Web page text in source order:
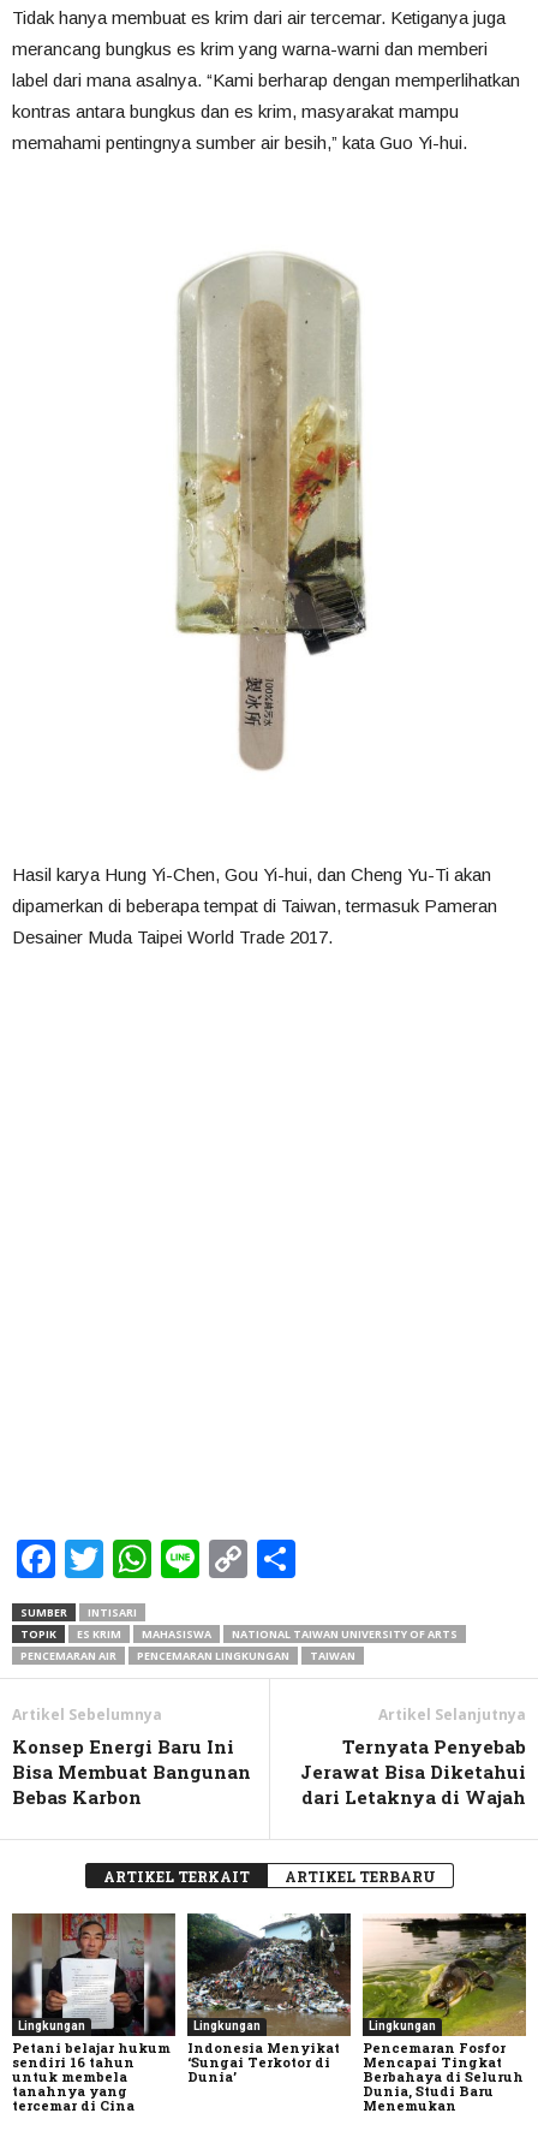
Tidak hanya membuat es krim dari air tercemar. Ketiganya juga
merancang bungkus es krim yang warna-warni dan memberi
label dari mana asalnya. “Kami berharap dengan memperlihatkan
kontras antara bungkus dan es krim, masyarakat mampu
memahami pentingnya sumber air besih,” kata Guo Yi-hui.
Hasil karya Hung Yi-Chen, Gou Yi-hui, dan Cheng Yu-Ti akan
dipamerkan di beberapa tempat di Taiwan, termasuk Pameran
Desainer Muda Taipei World Trade 2017.
Facebook
TwitterWhatsApp
LineCopy
SUMBER
INTISARI
TOPIK
ES KRIM MAHASISWA
NATIONAL TAIWAN UNIVERSITY OF ARTS
PENCEMARAN AIR
PENCEMARAN LINGKUNGAN TAIWAN
Artikel Sebelumnya
Konsep Energi Baru Ini
Bisa Membuat Bangunan
Bebas Karbon
Artikel Selanjutnya
Ternyata Penyebab
Jerawat Bisa Diketahui
dari Letaknya di Wajah
ARTIKEL TERKAIT ARTIKEL TERBARU
Lingkungan
Petani belajar hukum
sendiri 16 tahun
untuk membela
tanahnya yang
tercemar di Cina
Lingkungan
Indonesia Menyikat
‘Sungai Terkotor di
Dunia’
Lingkungan
Pencemaran Fosfor
Mencapai Tingkat
Berbahaya di Seluruh
Dunia, Studi Baru
Menemukan